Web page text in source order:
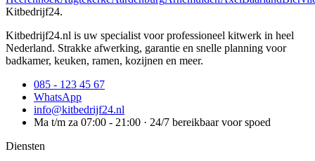
Kitbedrijf24.
Kitbedrijf24.nl is uw specialist voor professioneel kitwerk in heel
Nederland. Strakke afwerking, garantie en snelle planning voor
badkamer, keuken, ramen, kozijnen en meer.
085 - 123 45 67
WhatsApp
info@kitbedrijf24.nl
Ma t/m za 07:00 - 21:00 · 24/7 bereikbaar voor spoed
Diensten